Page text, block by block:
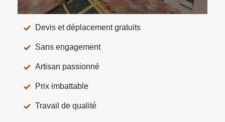
Devis et déplacement gratuits
Sans engagement
Artisan passionné
Prix imbattable
Travail de qualité